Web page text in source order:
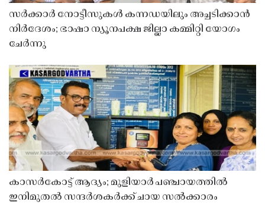
സർക്കാർ നോട്ടീസുകൾ കന്നഡയിലും അച്ചടിക്കാൻ
നിർദേശം; ഭാഷാ ന്യൂനപക്ഷ ജില്ലാ കമ്മിറ്റി യോഗം
ചേർന്നു
കാസർകോട്ട് ആദ്യം; മുളിയാർ പഞ്ചായത്തിൽ
ഇനിമുതൽ സന്ദർശകർക്ക് ചായ സൽക്കാരം